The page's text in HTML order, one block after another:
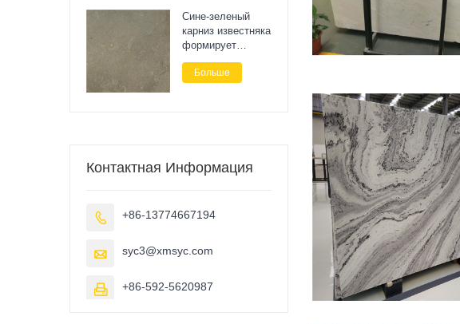
Сине-зеленый
карниз известняка
формирует
внешнюю стену
Больше
Контактная Информация
 +86-13774667194
 syc3@xmsyc.com
 +86-592-5620987